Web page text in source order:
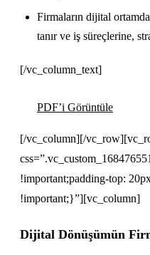
Firmaların dijital
tanır ve iş süreçlerine,
[/vc_column_text]
PDF’i Görüntüle
[/vc_column][/
!important;padding-top:
!important;}”][vc_column]
Dijital Dönüşümün